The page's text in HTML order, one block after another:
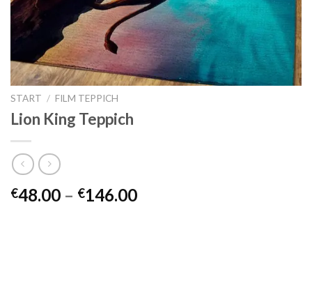
START / FILM TEPPICH
Lion King Teppich
€48.00 – €146.00Preisspanne: